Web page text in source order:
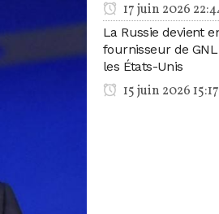
17 juin 2026
La Russie devient
fournisseur de
les États-Unis
15 juin 2026 15:17